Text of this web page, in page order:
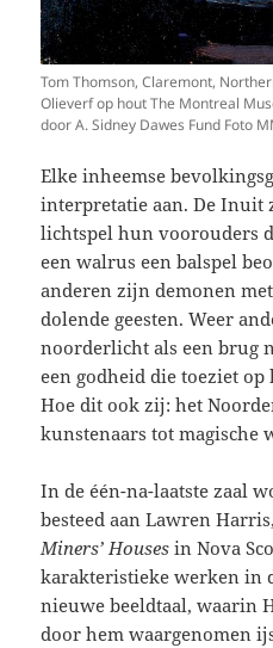
Tom Thomson, Claremont,
Olieverf op hout The Montreal
door A. Sidney Dawes Fund Foto
Elke inheemse
interpretatie aan. De Inuit
lichtspel hun voorouders
een walrus een balspel
anderen zijn demonen
dolende geesten. Weer
noorderlicht als een brug
een godheid die toeziet
Hoe dit ook zij: het
kunstenaars tot magische
In de één-na-laatste zaal
besteed aan Lawren
Miners’ Houses in Nova
karakteristieke werken in
nieuwe beeldtaal, waarin
door hem waargenomen